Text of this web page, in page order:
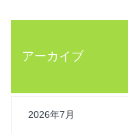
アーカイブ
2026年7月